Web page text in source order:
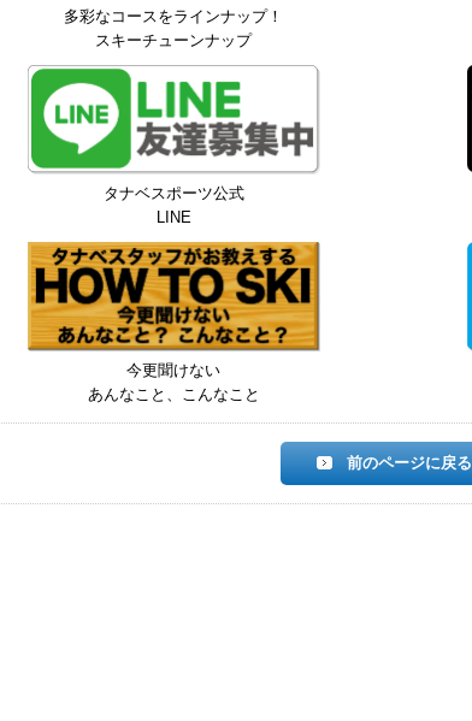
多彩なコースをラインナップ！
スキーチューンナップ
タナベスポーツ公式
LINE
今更聞けない
あんなこと、こんなこと
前のページに戻る